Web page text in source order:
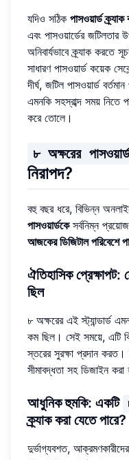
যদিও সঠিক পাসওয়ার্ড
এবং পাসওয়ার্ডের জটিলতার
অনিবার্যভাবে ক্র্যাক করতে
সাধারণ পাসওয়ার্ড কয়েক
দীর্ঘ, জটিল পাসওয়ার্ড
এমনকি সহস্রাব্দ সময় নিতে
করে তোলে।
৮ অক্ষরের
নিরাপদ?
বহু বছর ধরে, বিভিন্ন
পাসওয়ার্ডকেসর্বনিম্ন
আজকের ডিজিটাল পরিবেশে
ঐতিহাসিক
ছিল
৮ অক্ষরের এই স্ট্যান্ডার্ড
কম ছিল। সেই সময়ে, এটি
স্তরের সুরক্ষা প্রদান
সীমাবদ্ধতা সহ ডিজাইন করা
আধুনিক হুমকি: একটি
ক্র্যাক করা যেতে পারে?
দুর্ভাগ্যবশত,